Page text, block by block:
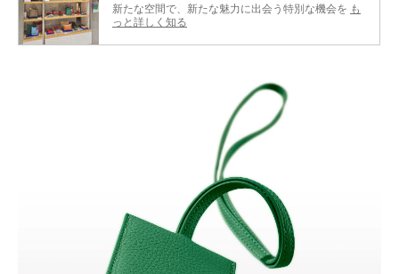
新たな空間で、新たな魅力に出会う特別な機会を も
っと詳しく知る